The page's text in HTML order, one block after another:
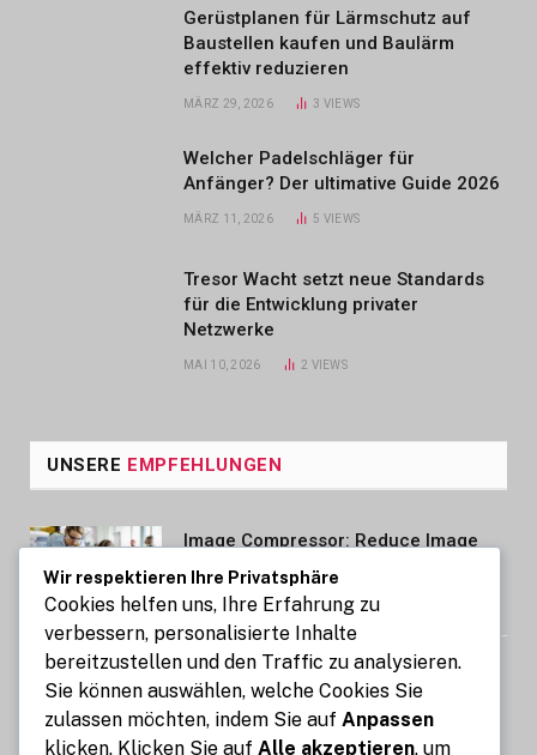
Gerüstplanen für Lärmschutz auf
Baustellen kaufen und Baulärm
effektiv reduzieren
MÄRZ 29, 2026 3 VIEWS
Welcher Padelschläger für
Anfänger? Der ultimative Guide 2026
MÄRZ 11, 2026 5 VIEWS
Tresor Wacht setzt neue Standards
für die Entwicklung privater
Netzwerke
MAI 10, 2026 2 VIEWS
UNSERE EMPFEHLUNGEN
Image Compressor: Reduce Image
Size Without Losing Quality for Free
AUGUST 6, 2026
Auto mit Fahrer in Südindien Kosten
und wichtige Informationen
AUGUST 6, 2026
Wir respektieren Ihre Privatsphäre
Cookies helfen uns, Ihre Erfahrung zu
verbessern, personalisierte Inhalte
bereitzustellen und den Traffic zu analysieren.
Sie können auswählen, welche Cookies Sie
zulassen möchten, indem Sie auf Anpassen
klicken. Klicken Sie auf Alle akzeptieren, um